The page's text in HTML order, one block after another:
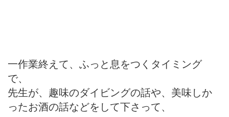
一作業終えて、ふっと息をつくタイミング
で、
先生が、趣味のダイビングの話や、美味しか
ったお酒の話などをして下さって、